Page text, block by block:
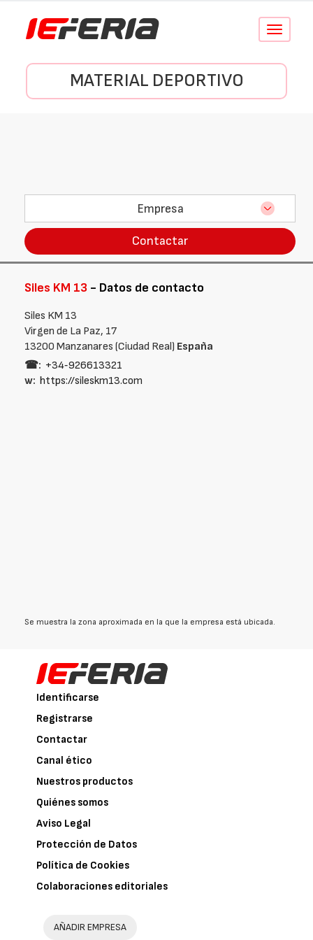
Conmutar
MATERIAL DEPORTIVO
Empresa
Contactar
Siles KM 13 - Datos de contacto
Siles KM 13
Virgen de La Paz, 17
13200 Manzanares (Ciudad Real) España
☎: +34‑926613321
w: https://sileskm13.com
Se muestra la zona aproximada en la que la empresa está ubicada.
Identificarse
Registrarse
Contactar
Canal ético
Nuestros productos
Quiénes somos
Aviso Legal
Protección de Datos
Política de Cookies
Colaboraciones editoriales
AÑADIR EMPRESA